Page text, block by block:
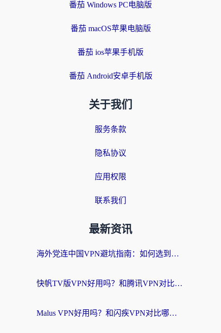
番茄 Windows PC电脑版
番茄 macOS苹果电脑版
番茄 ios苹果手机版
番茄 Android安卓手机版
关于我们
服务条款
隐私协议
应用权限
联系我们
最新资讯
海外党连中国VPN避坑指南：如何选到真正能无缝刷国内资源的加速器？
快帆TV版VPN好用吗？和腾讯VPN对比哪个回国效果更好？海外党必看的真实体验指南
Malus VPN好用吗？和闪疾VPN对比哪个回国效果更好？海外华人的实用避坑指南